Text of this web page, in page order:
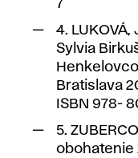
7
4. LUKOVÁ,
Sylvia
Bratislava
ISBN 978-
5.
obohatenie